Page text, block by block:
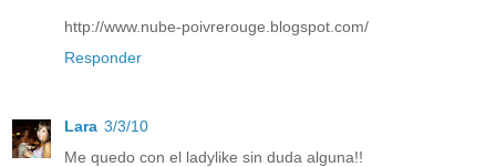
http://www.nube-poivrerouge.blogspot.com/
Responder
Lara 3/3/10
Me quedo con el ladylike sin duda alguna!!